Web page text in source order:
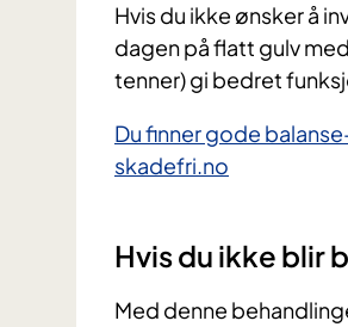
Hvis du ikke ønsker å
dagen på flatt gulv
tenner) gi bedret
Du finner gode
skadefri.no
Hvis du ikke blir
Med denne